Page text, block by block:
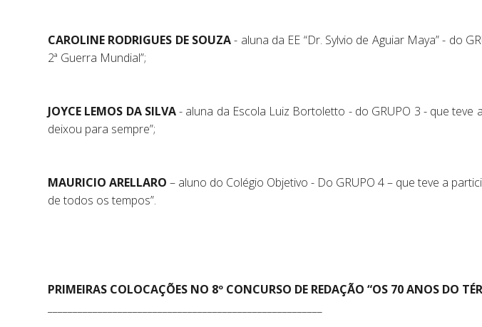
CAROLINE RODRIGUES DE SOUZA- aluna da EE “Dr. Sylvio de Aguiar Maya” - do
2ª Guerra Mundial”;
JOYCE LEMOS DA SILVA- aluna da Escola Luiz Bortoletto - do GRUPO 3 - que teve
deixou para sempre”;
MAURICIO ARELLARO – aluno do Colégio Objetivo - Do GRUPO 4 – que teve a
de todos os tempos”.
PRIMEIRAS COLOCAÇÕES NO 8º CONCURSO DE REDAÇÃO “OS 70 ANOS DO